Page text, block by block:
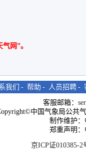
网”。
我们 - 帮助 - 人员招聘 -
客服邮箱：
中国气象局公共
制作维护
郑重声明
京ICP证010385-2